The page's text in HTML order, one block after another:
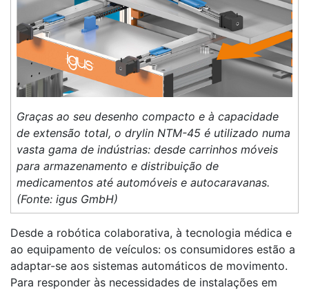
Graças ao seu desenho compacto e à capacidade
de extensão total, o drylin NTM-45 é utilizado numa
vasta gama de indústrias: desde carrinhos móveis
para armazenamento e distribuição de
medicamentos até automóveis e autocaravanas.
(Fonte: igus GmbH)
Desde a robótica colaborativa, à tecnologia médica e
ao equipamento de veículos: os consumidores estão a
adaptar-se aos sistemas automáticos de movimento.
Para responder às necessidades de instalações em